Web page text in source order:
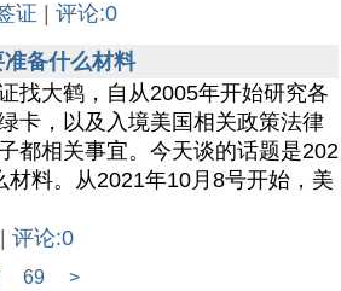
证
评论:0
备什么材料
找大鹤，自从2005年开始研究各
卡，以及入境美国相关政策法律
都相关事宜。今天谈的话题是202
材料。从2021年10月8号开始，美
评论:0
69 >